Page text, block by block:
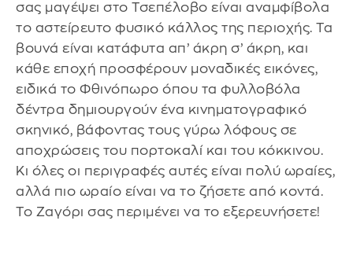
σας μαγέψει στο Τσεπέλοβο είναι αναμφίβολα
το αστείρευτο φυσικό κάλλος της περιοχής. Τα
βουνά είναι κατάφυτα απ’ άκρη σ’ άκρη, και
κάθε εποχή προσφέρουν μοναδικές εικόνες,
ειδικά το Φθινόπωρο όπου τα φυλλοβόλα
δέντρα δημιουργούν ένα κινηματογραφικό
σκηνικό, βάφοντας τους γύρω λόφους σε
αποχρώσεις του πορτοκαλί και του κόκκινου.
Κι όλες οι περιγραφές αυτές είναι πολύ ωραίες,
αλλά πιο ωραίο είναι να το ζήσετε από κοντά.
Το Ζαγόρι σας περιμένει να το εξερευνήσετε!